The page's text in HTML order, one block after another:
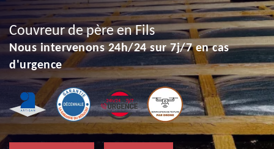
Couvreur de père en Fils
Nous intervenons 24h/24 sur 7j/7 en cas
d'urgence